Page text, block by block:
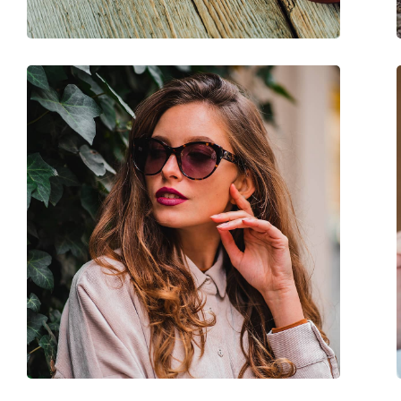
Пружинный шарнир:
Нет
Аксессуары
Футляр:
Да
Салфетка для чистки:
Да
Другое
Пол:
Женские
Категория:
Солнцезащитные
Marc Jacobs
Использование:
Модные
Код:
458/S 807 9O 53